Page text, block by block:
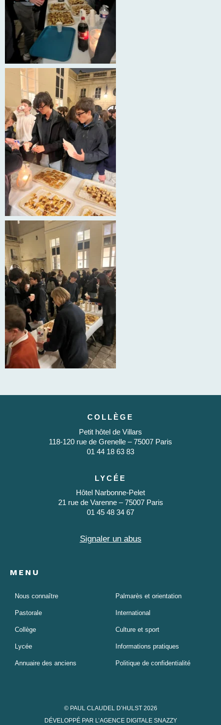
COLLÈGE
Petit hôtel de Villars
118-120 rue de Grenelle – 75007 Paris
01 44 18 63 83
LYCÉE
Hôtel Narbonne-Pelet
21 rue de Varenne – 75007 Paris
01 45 48 34 67
Signaler un abus
MENU
Nous connaître
Pastorale
Collège
Lycée
Annuaire des anciens
Palmarès et orientation
International
Culture et sport
Informations pratiques
Politique de confidentialité
© PAUL CLAUDEL D’HULST 2026
DÉVELOPPÉ PAR L’AGENCE DIGITALE SNAZZY